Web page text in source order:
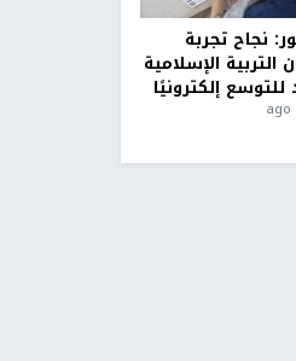
نجاح تجربة
التربية الإسلامية
إلكترونيًا